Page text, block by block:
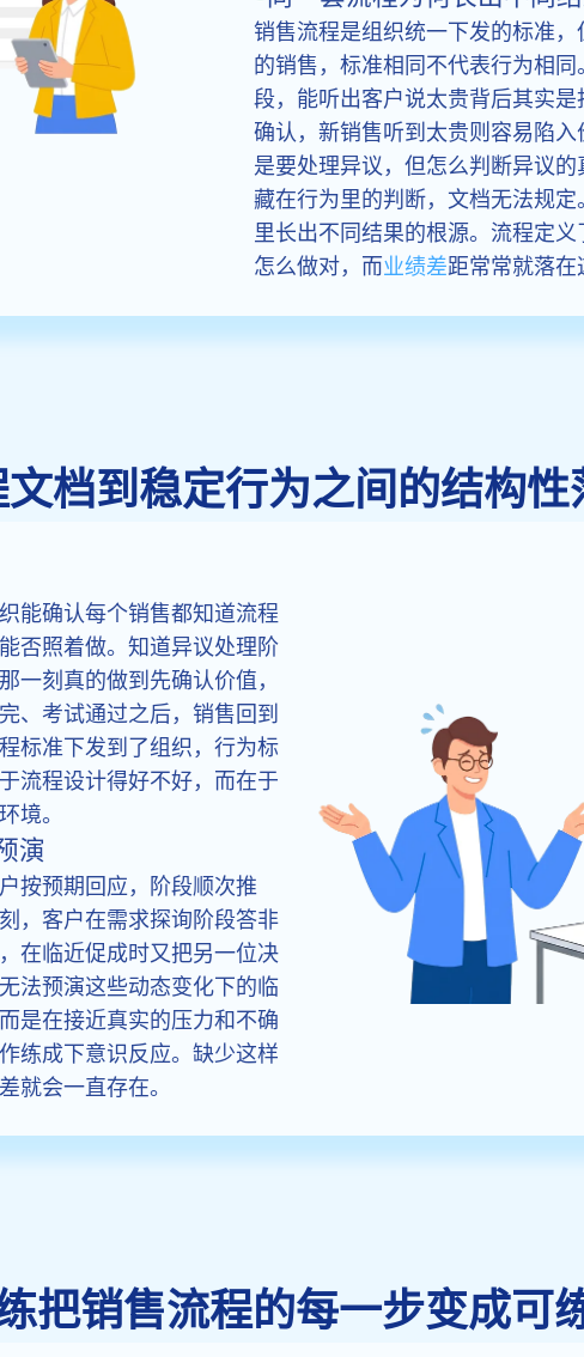
销售流程是组织统一下发的标准
的销售，标准相同不代表行为相
段，能听出客户说太贵背后其实
确认，新销售听到太贵则容易陷
是要处理异议，但怎么判断异议
藏在行为里的判断，文档无法规
里长出不同结果的根源。流程定
怎么做对，而业绩差距常常就落在
档到稳定行为之间的结构性
能确认每个销售都知道流程
否照着做。知道异议处理阶
一刻真的做到先确认价值，
、考试通过之后，销售回到
标准下发到了组织，行为标
流程设计得好不好，而在于
境。
演
按预期回应，阶段顺次推
，客户在需求探询阶段答非
在临近促成时又把另一位决
法预演这些动态变化下的临
是在接近真实的压力和不确
练成下意识反应。缺少这样
就会一直存在。
把销售流程的每一步变成可